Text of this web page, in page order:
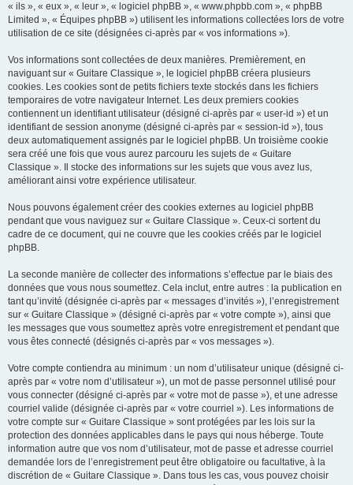
« ils », « eux », « leur », « logiciel phpBB », « www.phpbb.com », « phpBB
Limited », « Équipes phpBB ») utilisent les informations collectées lors de votre
utilisation de ce site (désignées ci-après par « vos informations »).
Vos informations sont collectées de deux manières. Premièrement, en
naviguant sur « Guitare Classique », le logiciel phpBB créera plusieurs
cookies. Les cookies sont de petits fichiers texte stockés dans les fichiers
temporaires de votre navigateur Internet. Les deux premiers cookies
contiennent un identifiant utilisateur (désigné ci-après par « user-id ») et un
identifiant de session anonyme (désigné ci-après par « session-id »), tous
deux automatiquement assignés par le logiciel phpBB. Un troisième cookie
sera créé une fois que vous aurez parcouru les sujets de « Guitare
Classique ». Il stocke des informations sur les sujets que vous avez lus,
améliorant ainsi votre expérience utilisateur.
Nous pouvons également créer des cookies externes au logiciel phpBB
pendant que vous naviguez sur « Guitare Classique ». Ceux-ci sortent du
cadre de ce document, qui ne couvre que les cookies créés par le logiciel
phpBB.
La seconde manière de collecter des informations s’effectue par le biais des
données que vous nous soumettez. Cela inclut, entre autres : la publication en
tant qu’invité (désignée ci-après par « messages d’invités »), l’enregistrement
sur « Guitare Classique » (désigné ci-après par « votre compte »), ainsi que
les messages que vous soumettez après votre enregistrement et pendant que
vous êtes connecté (désignés ci-après par « vos messages »).
Votre compte contiendra au minimum : un nom d’utilisateur unique (désigné ci-
après par « votre nom d’utilisateur »), un mot de passe personnel utilisé pour
vous connecter (désigné ci-après par « votre mot de passe »), et une adresse
courriel valide (désignée ci-après par « votre courriel »). Les informations de
votre compte sur « Guitare Classique » sont protégées par les lois sur la
protection des données applicables dans le pays qui nous héberge. Toute
information autre que vos nom d’utilisateur, mot de passe et adresse courriel
demandée lors de l’enregistrement peut être obligatoire ou facultative, à la
discrétion de « Guitare Classique ». Dans tous les cas, vous pouvez choisir